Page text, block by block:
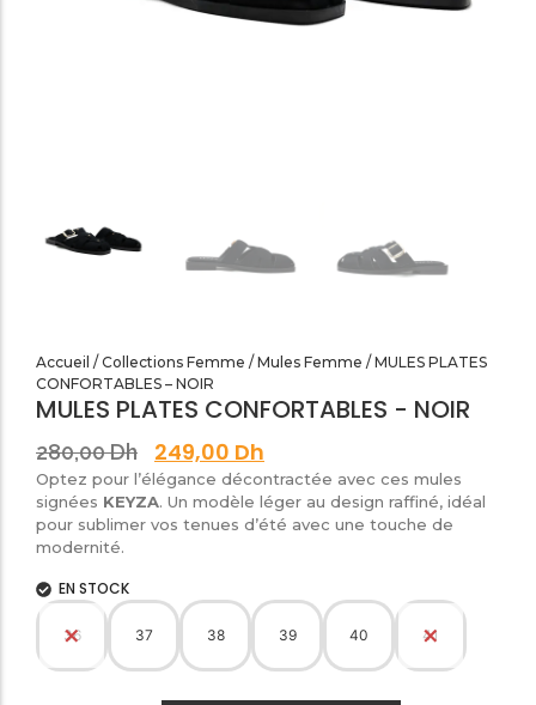
SANDALES PLATES & MEDICALES FEMME
Accueil / Collections Femme / Mules Femme / MULES PLATES
CONFORTABLES – NOIR
MULES PLATES CONFORTABLES - NOIR
280,00Dh 249,00 Dh
Optez pour l’élégance décontractée avec ces mules
signées KEYZA. Un modèle léger au design raffiné, idéal
pour sublimer vos tenues d’été avec une touche de
modernité.
EN STOCK
36 37 38 39 40 41